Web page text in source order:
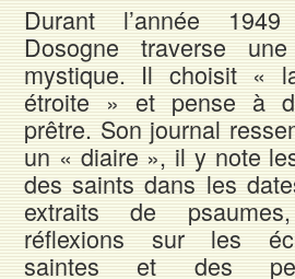
Durant l’année
Dosogne traverse
mystique. Il choisit «
étroite » et pense à
prêtre. Son journal
un « diaire », il y note
des saints dans les
extraits de
réflexions sur les
saintes et des